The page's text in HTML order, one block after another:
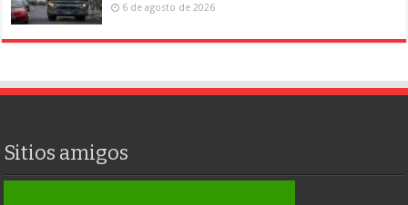
6 de agosto de 2026
Sitios amigos